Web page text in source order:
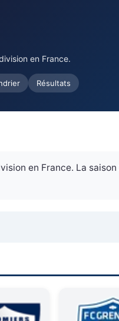
en France.
Résultats
en France. La saison